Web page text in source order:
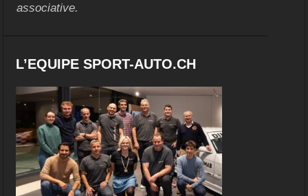
associative.
L’EQUIPE SPORT-AUTO.CH